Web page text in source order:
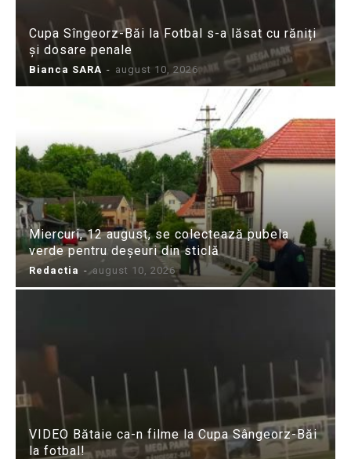
Cupa Sîngeorz-Băi la Fotbal s-a lăsat cu răniți
și dosare penale
Bianca SARA - august 10, 2026
Miercuri, 12 august, se colectează pubela
verde pentru deșeuri din sticlă
Redactia - august 10, 2026
VIDEO Bătaie ca-n filme la Cupa Sângeorz-Băi
la fotbal!